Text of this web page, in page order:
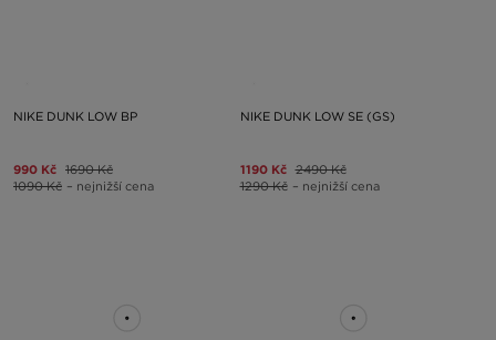
NIKE DUNK LOW BP
990 Kč 1690 Kč
1090 Kč – nejnižší cena
NIKE DUNK LOW SE (GS)
1190 Kč 2490 Kč
1290 Kč – nejnižší cena